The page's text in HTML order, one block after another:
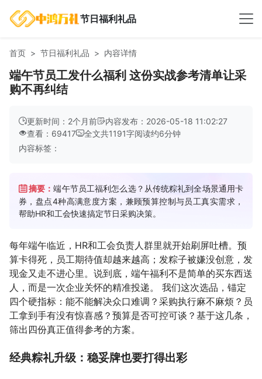
节日福利礼品
首页 节日福利礼品 内容详情
端午节员工发什么福利 这份实战参考清单让采
购不再纠结
更新时间：2个月前
内容发布：2026-05-18 11:02:27
查看：69417
全文共1191字阅读约6分钟
内容标签：
摘要：端午节员工福利怎么选？从传统粽礼到全场景通用卡
券，盘点4种高满意度方案，兼顾预算控制与员工真实需求，
帮助HR和工会快速搞定节日采购决策。
每年端午临近，HR和工会负责人群里就开始刷屏吐槽。预
算卡得死，员工期待值却越来越高；发粽子被嫌没创意，发
现金又走不进心里。说到底，端午福利不是简单的买东西送
人，而是一次企业关怀的精准投递。 我们这次选品，锚定
四个硬指标：能不能解决众口难调？采购执行麻不麻烦？员
工拿到手有没有惊喜感？预算是否可控可谈？基于这几条，
筛出四份真正值得参考的方案。
经典粽礼升级：稳妥牌也要打得出彩